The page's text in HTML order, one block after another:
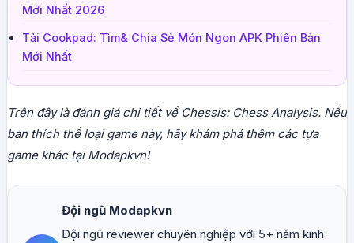
Mới Nhất 2026
Tải Cookpad: Tìm& Chia Sẻ Món Ngon APK Phiên Bản
Mới Nhất
Trên đây là đánh giá chi tiết về Chessis: Chess Analysis. Nếu
bạn thích thể loại game này, hãy khám phá thêm các tựa
game khác tại Modapkvn!
Đội ngũ Modapkvn
Đội ngũ reviewer chuyên nghiệp với 5+ năm kinh